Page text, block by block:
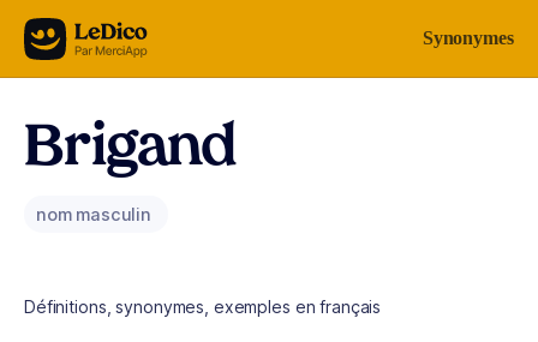
Aller au contenu Synonymes
Brigand
nom masculin
Définitions, synonymes, exemples en français